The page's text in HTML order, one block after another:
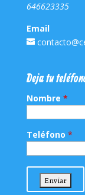
646623335
Email
Deja tu
Nombre *
Teléfono *